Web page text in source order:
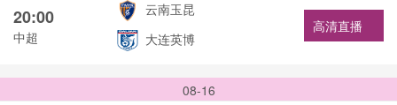
20:00
中超
云南玉昆
大连英博
高清直播
08-16